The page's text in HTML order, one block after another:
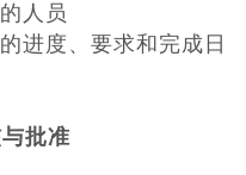
人员
进度、要求和完成日
批准